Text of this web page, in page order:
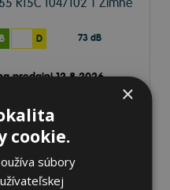
R15C 104/102 T Zimné
B D 73 dB
predajni 12.8.2026
ks
×
cookie.
súbory